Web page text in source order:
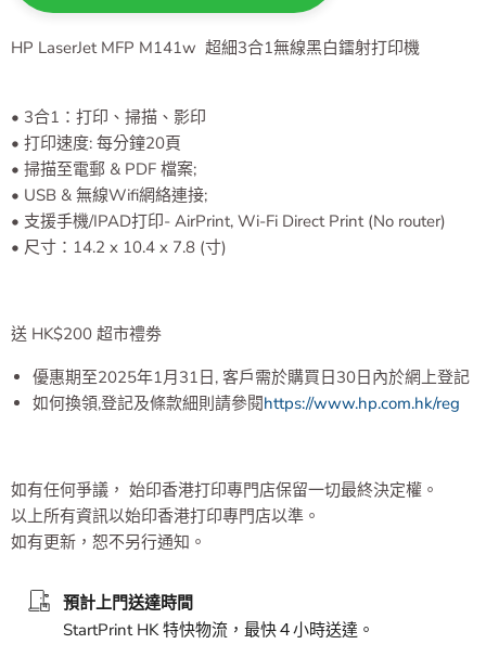
HP LaserJet MFP M141w 超細3合1無線黑白鐳射打印機
• 3合1：打印、掃描、影印
• 打印速度: 每分鐘20頁
• 掃描至電郵 & PDF 檔案;
• USB & 無線Wifi網絡連接;
• 支援手機/IPAD打印- AirPrint, Wi-Fi Direct Print (No router)
• 尺寸：14.2 x 10.4 x 7.8 (寸)
送 HK$200 超市禮劵
優惠期至2025年1月31日, 客戶需於購買日30日內於網上登記
如何換領,登記及條款細則請參閱https://www.hp.com.hk/reg
如有任何爭議， 始印香港打印專門店保留一切最終決定權。
以上所有資訊以始印香港打印專門店以準。
如有更新，恕不另行通知。
預計上門送達時間
StartPrint HK 特快物流，最快４小時送達。